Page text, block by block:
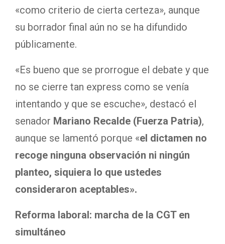
«como criterio de cierta certeza», aunque
su borrador final aún no se ha difundido
públicamente.
«Es bueno que se prorrogue el debate y que
no se cierre tan express como se venía
intentando y que se escuche», destacó el
senador Mariano Recalde (Fuerza Patria),
aunque se lamentó porque «el dictamen no
recoge ninguna observación ni ningún
planteo, siquiera lo que ustedes
consideraron aceptables».
Reforma laboral: marcha de la CGT en
simultáneo